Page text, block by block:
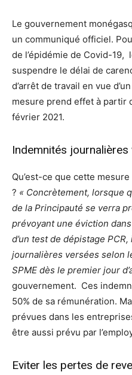
Le gouvernement
un communiqué officiel.
de l’épidémie de Covid-
suspendre le délai de
d’arrêt de travail en vue
mesure prend effet à partir
février 2021.
Indemnités
Qu’est-ce que cette
? « Concrètement, lorsque
de la Principauté se verra
prévoyant une éviction
d’un test de dépistage
journalières versées selon
SPME dès le premier jour
gouvernement. Ces
50% de sa rémunération.
prévues dans les
être aussi prévu par
Eviter les pertes de